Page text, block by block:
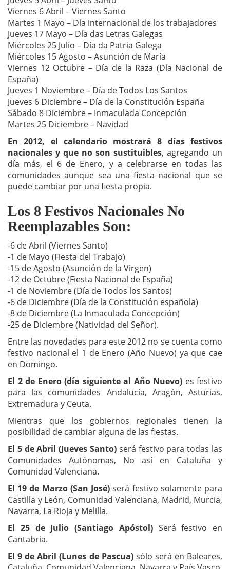
Viernes 6 Abril – Viernes Santo
Martes 1 Mayo – Día internacional de los trabajadores
Jueves 17 Mayo – Día das Letras Galegas
Miércoles 25 Julio – Día da Patria Galega
Miércoles 15 Agosto – Asunción de María
Viernes 12 Octubre – Día de la Raza (Día Nacional de
España)
Jueves 1 Noviembre – Día de Todos Los Santos
Jueves 6 Diciembre – Día de la Constitución España
Sábado 8 Diciembre – Inmaculada Concepción
Martes 25 Diciembre – Navidad
En 2012, el calendario mostrará 8 días festivos
nacionales y que no son sustituibles, agregando un
día más, el 6 de Enero, y a celebrarse en todas las
comunidades aunque sea una fiesta nacional que se
puede cambiar por una fiesta propia.
Los 8 Festivos Nacionales No
Reemplazables Son:
-6 de Abril (Viernes Santo)
-1 de Mayo (Fiesta del Trabajo)
-15 de Agosto (Asunción de la Virgen)
-12 de Octubre (Fiesta Nacional de España)
-1 de Noviembre (Día de Todos los Santos)
-6 de Diciembre (Día de la Constitución española)
-8 de Diciembre (La Inmaculada Concepción)
-25 de Diciembre (Natividad del Señor).
Entre las novedades para este 2012 no se cuenta como
festivo nacional el 1 de Enero (Año Nuevo) ya que cae
en Domingo.
El 2 de Enero (día siguiente al Año Nuevo) es festivo
para las comunidades Andalucía, Aragón, Asturias,
Extremadura y Ceuta.
Mientras que los gobiernos regionales tienen la
posibilidad de cambiar alguna de las fiestas.
El 5 de Abril (Jueves Santo) será festivo para todas las
Comunidades Autónomas, No así en Cataluña y
Comunidad Valenciana.
El 19 de Marzo (San José) será festivo solamente para
Castilla y León, Comunidad Valenciana, Madrid, Murcia,
Navarra, La Rioja y Melilla.
El 25 de Julio (Santiago Apóstol)Será festivo en
Cantabria.
El 9 de Abril (Lunes de Pascua)sólo será en Baleares,